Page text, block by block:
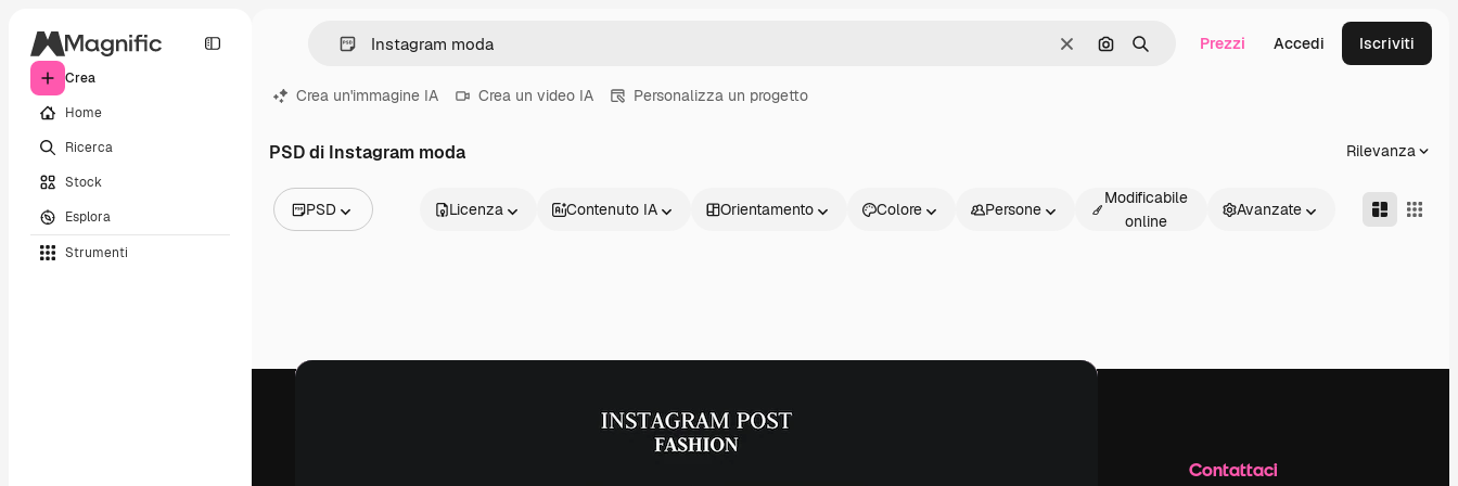
Crea
Home
Ricerca
Stock
Esplora
Strumenti
CancellaCerca per immagine
Ricerca Prezzi Accedi Iscriviti
Crea un'immagine IA Crea un video IA Personalizza un progetto
PSD di Instagram moda Rilevanza
PSD
Video
Licenza Contenuto IA Orientamento Colore Persone
Modificabile
online
Avanzate
Contattaci